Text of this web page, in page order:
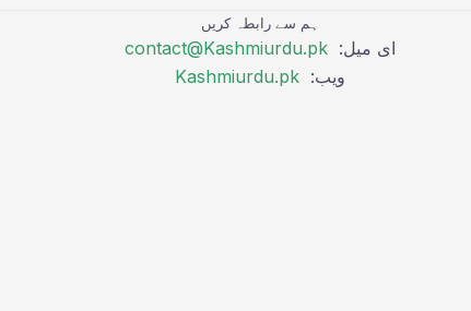
ہم سے رابطہ کریں
ای میل: contact@Kashmiurdu.pk
ویب: Kashmiurdu.pk